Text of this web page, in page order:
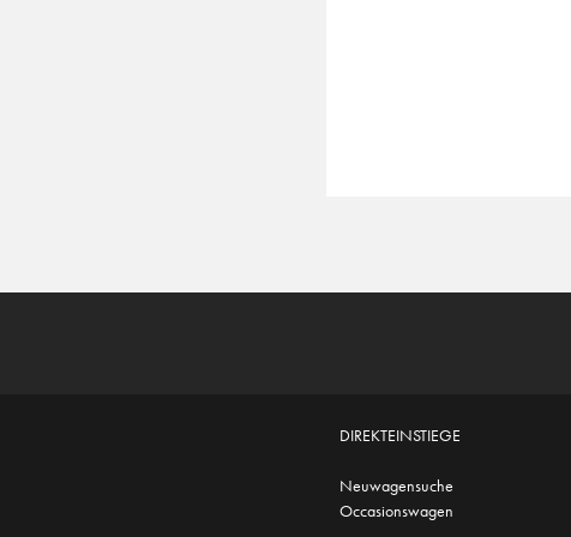
DIREKTEINSTIEGE
Neuwagensuche
Occasionswagen